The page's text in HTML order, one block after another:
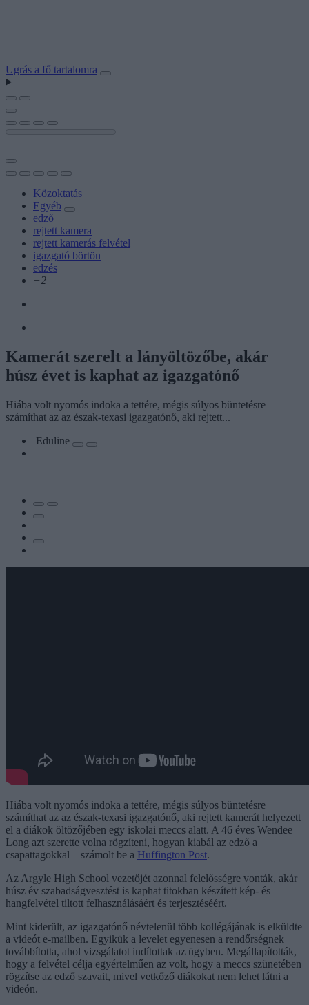
Ugrás a fő tartalomra
Közoktatás
Egyéb
edző
rejtett kamera
rejtett kamerás felvétel
igazgató börtön
edzés
+2
Kamerát szerelt a lányöltözőbe, akár
húsz évet is kaphat az igazgatónő
Hiába volt nyomós indoka a tettére, mégis súlyos büntetésre
számíthat az az észak-texasi igazgatónő, aki rejtett...
Eduline
Hiába volt nyomós indoka a tettére, mégis súlyos büntetésre
számíthat az az észak-texasi igazgatónő, aki rejtett kamerát helyezett
el a diákok öltözőjében egy iskolai meccs alatt. A 46 éves Wendee
Long azt szerette volna rögzíteni, hogyan kiabál az edző a
csapattagokkal – számolt be a Huffington Post.
Az Argyle High School vezetőjét azonnal felelősségre vonták, akár
húsz év szabadságvesztést is kaphat titokban készített kép- és
hangfelvétel tiltott felhasználásáért és terjesztéséért.
Mint kiderült, az igazgatónő névtelenül több kollégájának is elküldte
a videót e-mailben. Egyikük a levelet egyenesen a rendőrségnek
továbbította, ahol vizsgálatot indítottak az ügyben. Megállapították,
hogy a felvétel célja egyértelműen az volt, hogy a meccs szünetében
rögzítse az edző szavait, mivel vetkőző diákokat nem lehet látni a
videón.